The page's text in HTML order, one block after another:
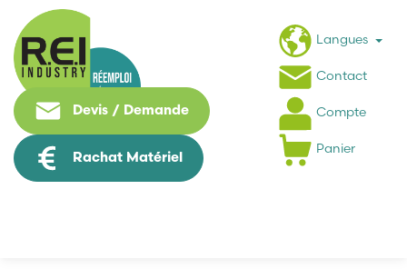
Devis / Demande
Rachat Matériel
Langues
Contact
Compte
Panier